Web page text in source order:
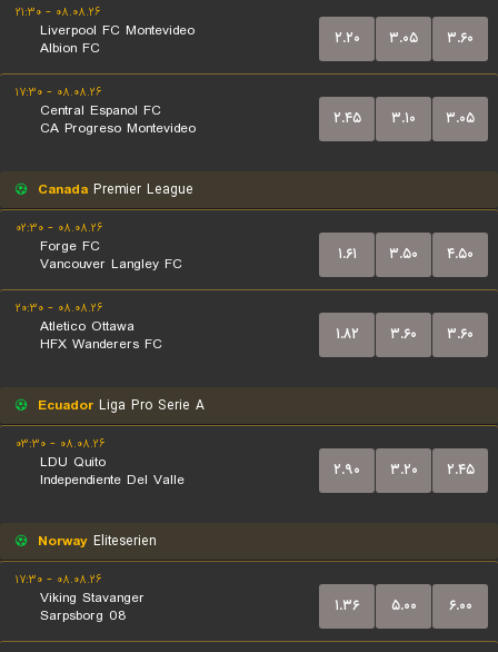
۰۸.۰۸.۲۶ - ۲۱:۳۰
Liverpool FC Montevideo
Albion FC
۲.۲۰ ۳.۰۵ ۳.۶۰
۰۸.۰۸.۲۶ - ۱۷:۳۰
Central Espanol FC
CA Progreso Montevideo
۲.۴۵ ۳.۱۰ ۳.۰۵
Canada Premier League
۰۸.۰۸.۲۶ - ۰۲:۳۰
Forge FC
Vancouver Langley FC
۱.۶۱ ۳.۵۰ ۴.۵۰
۰۸.۰۸.۲۶ - ۲۰:۳۰
Atletico Ottawa
HFX Wanderers FC
۱.۸۲ ۳.۶۰ ۳.۶۰
Ecuador Liga Pro Serie A
۰۸.۰۸.۲۶ - ۰۳:۳۰
LDU Quito
Independiente Del Valle
۲.۹۰ ۳.۲۰ ۲.۴۵
Norway Eliteserien
۰۸.۰۸.۲۶ - ۱۷:۳۰
Viking Stavanger
Sarpsborg 08
۱.۳۶ ۵.۰۰ ۶.۰۰